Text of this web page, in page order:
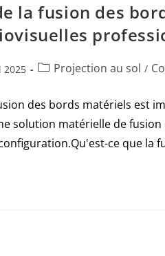
la fusion des
2025 Projection au sol /
des bords matériels est
solution matérielle de
ce que la